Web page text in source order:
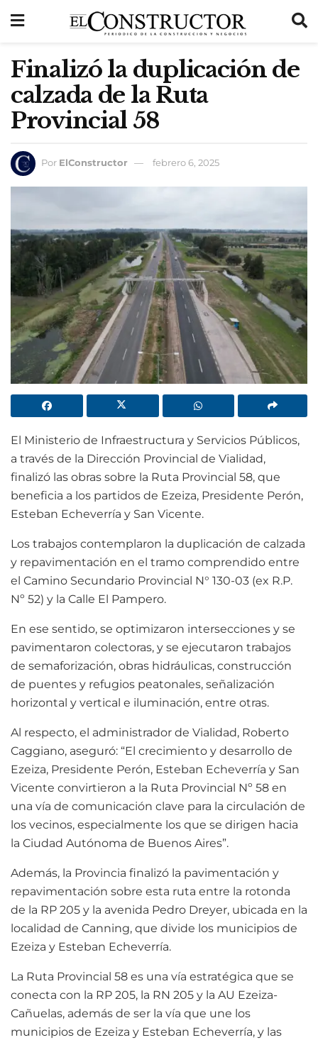
Finalizó la duplicación de
calzada de la Ruta
Provincial 58
Por ElConstructor febrero 6, 2025
El Ministerio de Infraestructura y Servicios Públicos,
a través de la Dirección Provincial de Vialidad,
finalizó las obras sobre la Ruta Provincial 58, que
beneficia a los partidos de Ezeiza, Presidente Perón,
Esteban Echeverría y San Vicente.
Los trabajos contemplaron la duplicación de calzada
y repavimentación en el tramo comprendido entre
el Camino Secundario Provincial N° 130-03 (ex R.P.
Nº 52) y la Calle El Pampero.
En ese sentido, se optimizaron intersecciones y se
pavimentaron colectoras, y se ejecutaron trabajos
de semaforización, obras hidráulicas, construcción
de puentes y refugios peatonales, señalización
horizontal y vertical e iluminación, entre otras.
Al respecto, el administrador de Vialidad, Roberto
Caggiano, aseguró: “El crecimiento y desarrollo de
Ezeiza, Presidente Perón, Esteban Echeverría y San
Vicente convirtieron a la Ruta Provincial Nº 58 en
una vía de comunicación clave para la circulación de
los vecinos, especialmente los que se dirigen hacia
la Ciudad Autónoma de Buenos Aires”.
Además, la Provincia finalizó la pavimentación y
repavimentación sobre esta ruta entre la rotonda
de la RP 205 y la avenida Pedro Dreyer, ubicada en la
localidad de Canning, que divide los municipios de
Ezeiza y Esteban Echeverría.
La Ruta Provincial 58 es una vía estratégica que se
conecta con la RP 205, la RN 205 y la AU Ezeiza-
Cañuelas, además de ser la vía que une los
municipios de Ezeiza y Esteban Echeverría, y las